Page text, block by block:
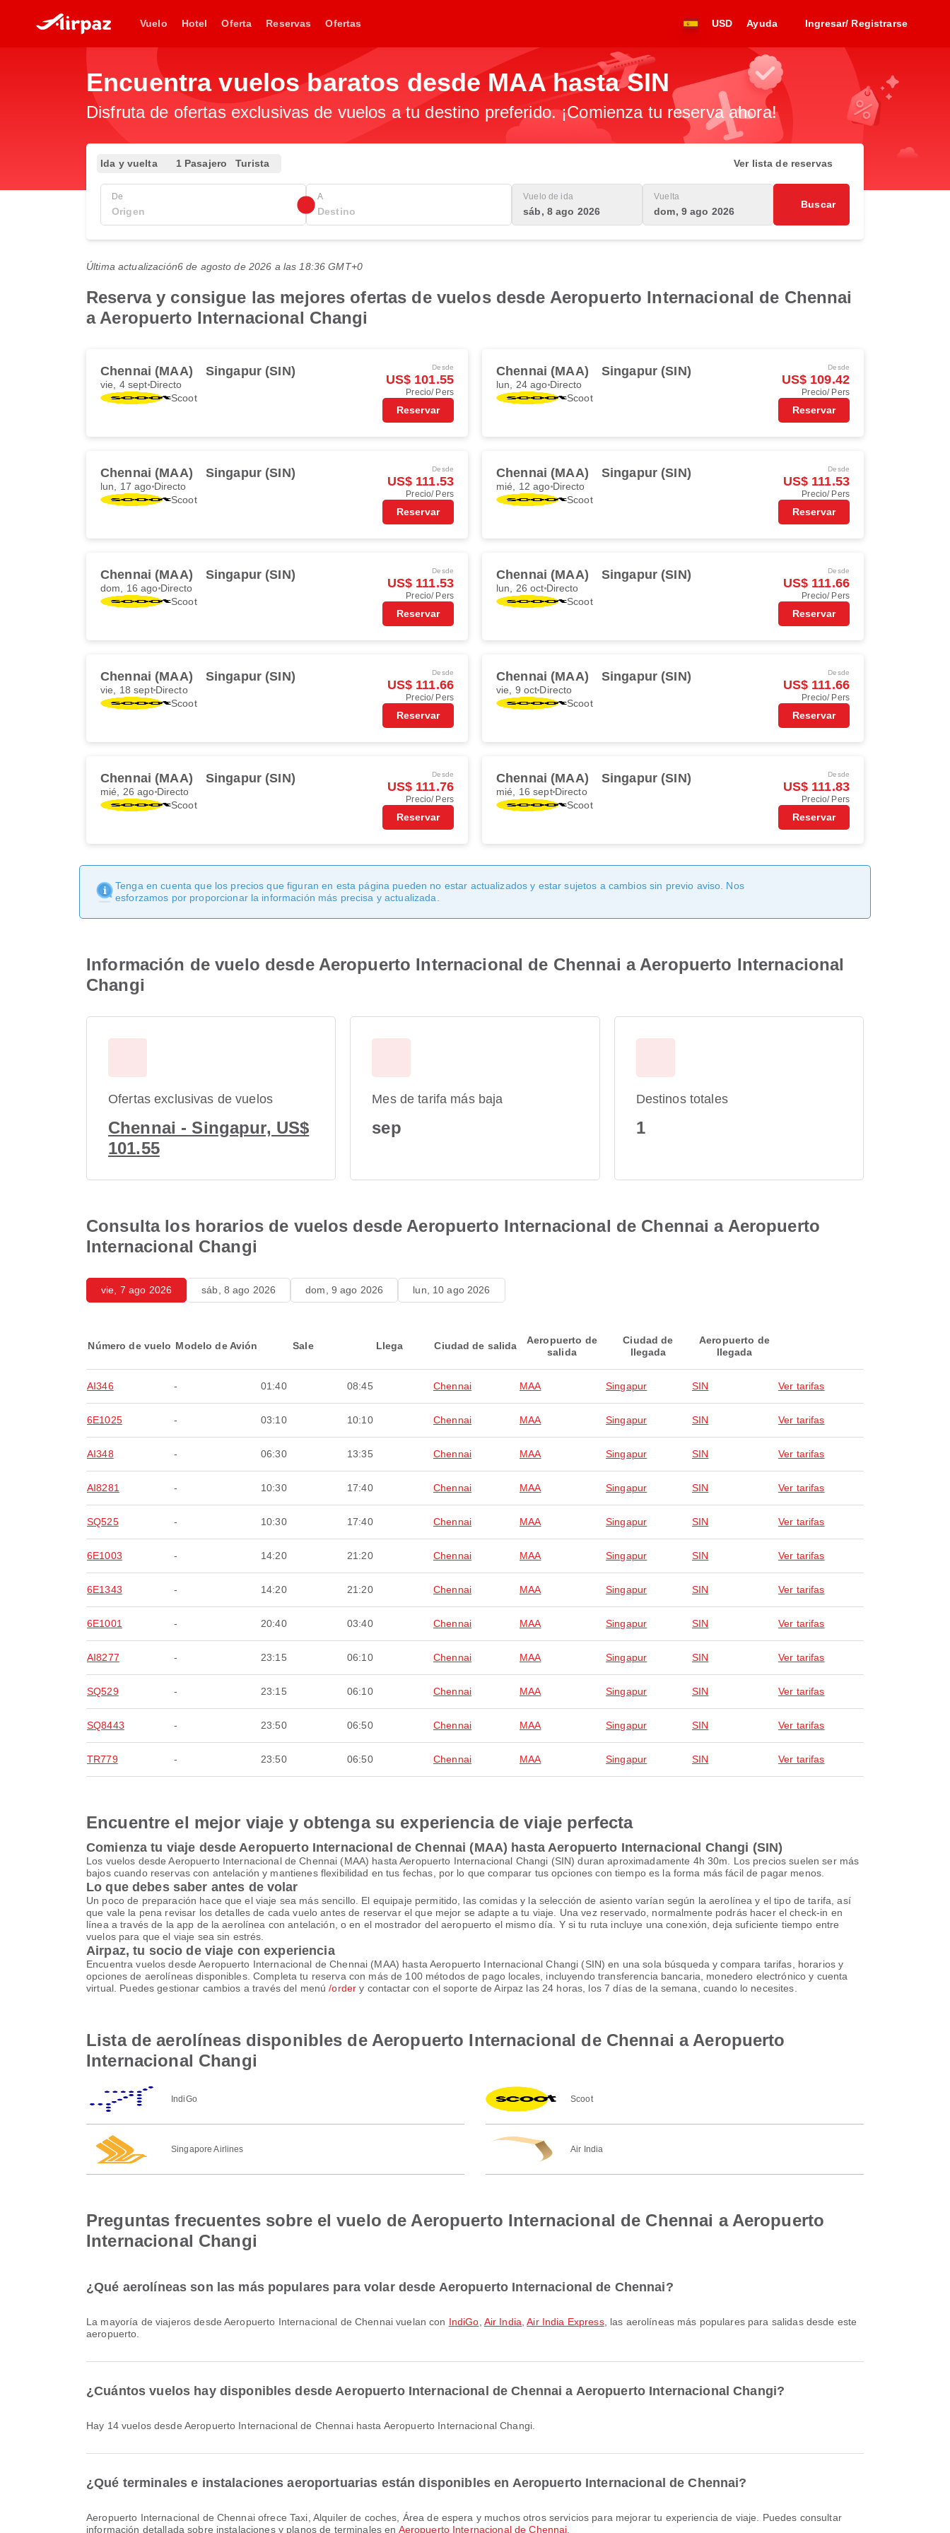
Vuelo Hotel Oferta Reservas Ofertas USD Ayuda Ingresar/ Registrarse
Encuentra vuelos baratos desde MAA hasta SIN
Disfruta de ofertas exclusivas de vuelos a tu destino preferido. ¡Comienza tu reserva ahora!
Ida y vuelta 1 Pasajero Turista Ver lista de reservas
De A Vuelo de ida
sáb, 8 ago 2026
Vuelta
dom, 9 ago 2026
Buscar
Última actualización6 de agosto de 2026 a las 18:36 GMT+0
Reserva y consigue las mejores ofertas de vuelos desde Aeropuerto Internacional de Chennai
a Aeropuerto Internacional Changi
Chennai (MAA) Singapur (SIN)
vie, 4 sept Directo
Scoot
Desde
US$ 101.55
Precio/ Pers
Reservar
Chennai (MAA) Singapur (SIN)
lun, 24 ago Directo
Scoot
Desde
US$ 109.42
Precio/ Pers
Reservar
Chennai (MAA) Singapur (SIN)
lun, 17 ago Directo
Scoot
Desde
US$ 111.53
Precio/ Pers
Reservar
Chennai (MAA) Singapur (SIN)
mié, 12 ago Directo
Scoot
Desde
US$ 111.53
Precio/ Pers
Reservar
Chennai (MAA) Singapur (SIN)
dom, 16 ago Directo
Scoot
Desde
US$ 111.53
Precio/ Pers
Reservar
Chennai (MAA) Singapur (SIN)
lun, 26 oct Directo
Scoot
Desde
US$ 111.66
Precio/ Pers
Reservar
Chennai (MAA) Singapur (SIN)
vie, 18 septDirecto
Scoot
Desde
US$ 111.66
Precio/ Pers
Reservar
Chennai (MAA) Singapur (SIN)
vie, 9 oct Directo
Scoot
Desde
US$ 111.66
Precio/ Pers
Reservar
Chennai (MAA) Singapur (SIN)
mié, 26 ago Directo
Scoot
Desde
US$ 111.76
Precio/ Pers
Reservar
Chennai (MAA) Singapur (SIN)
mié, 16 septDirecto
Scoot
Desde
US$ 111.83
Precio/ Pers
Reservar
Tenga en cuenta que los precios que figuran en esta página pueden no estar actualizados y estar sujetos a cambios sin previo aviso. Nos
esforzamos por proporcionar la información más precisa y actualizada.
Información de vuelo desde Aeropuerto Internacional de Chennai a Aeropuerto Internacional
Changi
Ofertas exclusivas de vuelos
Chennai - Singapur, US$
101.55
Mes de tarifa más baja
sep
Destinos totales
1
Consulta los horarios de vuelos desde Aeropuerto Internacional de Chennai a Aeropuerto
Internacional Changi
vie, 7 ago 2026 sáb, 8 ago 2026 dom, 9 ago 2026 lun, 10 ago 2026
Número de vuelo Modelo de Avión Sale Llega Ciudad de salida
Aeropuerto de
salida
Ciudad de
llegada
Aeropuerto de
llegada
AI346 - 01:40 08:45 Chennai MAA Singapur SIN Ver tarifas
6E1025 - 03:10 10:10 Chennai MAA Singapur SIN Ver tarifas
AI348 - 06:30 13:35 Chennai MAA Singapur SIN Ver tarifas
AI8281 - 10:30 17:40 Chennai MAA Singapur SIN Ver tarifas
SQ525 - 10:30 17:40 Chennai MAA Singapur SIN Ver tarifas
6E1003 - 14:20 21:20 Chennai MAA Singapur SIN Ver tarifas
6E1343 - 14:20 21:20 Chennai MAA Singapur SIN Ver tarifas
6E1001 - 20:40 03:40 Chennai MAA Singapur SIN Ver tarifas
AI8277 - 23:15 06:10 Chennai MAA Singapur SIN Ver tarifas
SQ529 - 23:15 06:10 Chennai MAA Singapur SIN Ver tarifas
SQ8443 - 23:50 06:50 Chennai MAA Singapur SIN Ver tarifas
TR779 - 23:50 06:50 Chennai MAA Singapur SIN Ver tarifas
Encuentre el mejor viaje y obtenga su experiencia de viaje perfecta
Comienza tu viaje desde Aeropuerto Internacional de Chennai (MAA) hasta Aeropuerto Internacional Changi (SIN)
Los vuelos desde Aeropuerto Internacional de Chennai (MAA) hasta Aeropuerto Internacional Changi (SIN) duran aproximadamente 4h 30m. Los precios suelen ser más
bajos cuando reservas con antelación y mantienes flexibilidad en tus fechas, por lo que comparar tus opciones con tiempo es la forma más fácil de pagar menos.
Lo que debes saber antes de volar
Un poco de preparación hace que el viaje sea más sencillo. El equipaje permitido, las comidas y la selección de asiento varían según la aerolínea y el tipo de tarifa, así
que vale la pena revisar los detalles de cada vuelo antes de reservar el que mejor se adapte a tu viaje. Una vez reservado, normalmente podrás hacer el check-in en
línea a través de la app de la aerolínea con antelación, o en el mostrador del aeropuerto el mismo día. Y si tu ruta incluye una conexión, deja suficiente tiempo entre
vuelos para que el viaje sea sin estrés.
Airpaz, tu socio de viaje con experiencia
Encuentra vuelos desde Aeropuerto Internacional de Chennai (MAA) hasta Aeropuerto Internacional Changi (SIN) en una sola búsqueda y compara tarifas, horarios y
opciones de aerolíneas disponibles. Completa tu reserva con más de 100 métodos de pago locales, incluyendo transferencia bancaria, monedero electrónico y cuenta
virtual. Puedes gestionar cambios a través del menú/order y contactar con el soporte de Airpaz las 24 horas, los 7 días de la semana, cuando lo necesites.
Lista de aerolíneas disponibles de Aeropuerto Internacional de Chennai a Aeropuerto
Internacional Changi
IndiGo Scoot
Singapore Airlines Air India
Preguntas frecuentes sobre el vuelo de Aeropuerto Internacional de Chennai a Aeropuerto
Internacional Changi
¿Qué aerolíneas son las más populares para volar desde Aeropuerto Internacional de Chennai?
La mayoría de viajeros desde Aeropuerto Internacional de Chennai vuelan con IndiGo Air India ,Air India Express, las aerolíneas más populares para salidas desde este
aeropuerto.
¿Cuántos vuelos hay disponibles desde Aeropuerto Internacional de Chennai a Aeropuerto Internacional Changi?
Hay 14 vuelos desde Aeropuerto Internacional de Chennai hasta Aeropuerto Internacional Changi.
¿Qué terminales e instalaciones aeroportuarias están disponibles en Aeropuerto Internacional de Chennai?
Aeropuerto Internacional de Chennai ofrece Taxi, Alquiler de coches, Área de espera y muchos otros servicios para mejorar tu experiencia de viaje. Puedes consultar
información detallada sobre instalaciones y planos de terminales en Aeropuerto Internacional de Chennai